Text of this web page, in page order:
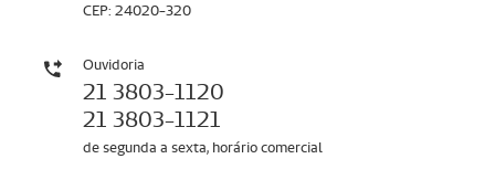
CEP: 24020-320
Ouvidoria
21 3803-1120
21 3803-1121
de segunda a sexta, horário comercial